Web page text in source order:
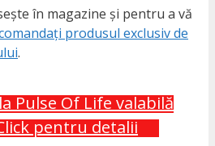
în magazine și pentru a vă
produsul exclusiv de
.
Pulse Of Life valabilă
pentru detalii